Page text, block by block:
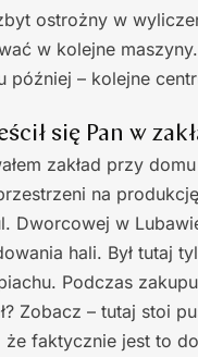
ostrożny w
w kolejne
później – kolejne
się Pan w
zakład przy
na
Dworcowej w
hali. Był tutaj
Podczas
Zobacz – tutaj stoi
że faktycznie jest to